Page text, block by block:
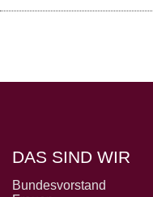
DAS SIND WIR
Bundesvorstand